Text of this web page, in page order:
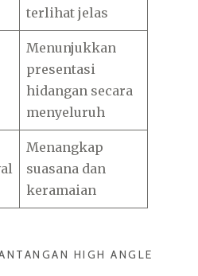
terlihat jelas
Menunjukkan
presentasi
hidangan secara
menyeluruh
Menangkap
suasana dan
keramaian
HIGH ANGLE